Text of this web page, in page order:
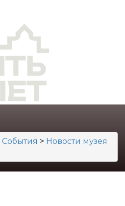
События > Новости музея